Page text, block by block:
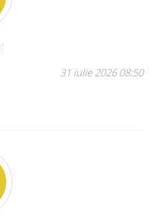
31 iulie 2026 08:50